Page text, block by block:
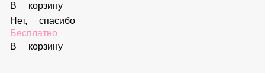
Соус «Ореховый»
59 ₽
В корзину